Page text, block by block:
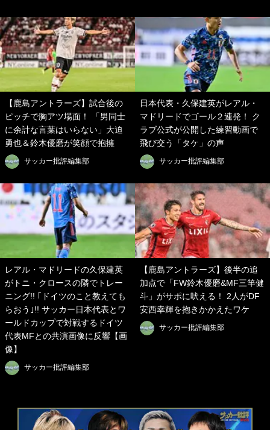
【鹿島アントラーズ】試合後の
ピッチで胸アツ場面！ 「男同士
に余計な言葉はいらない」大迫
勇也＆鈴木優磨が笑顔で抱擁
サッカー批評編集部
日本代表・久保建英がレアル・
マドリードでゴール２連発！ ク
ラブ公式が公開した練習動画で
飛び交う「タケ」の声
サッカー批評編集部
レアル・マドリードの久保建英
がトニ・クロースの隣でトレー
ニング!! ｢ドイツのこと教えても
らおう｣!! サッカー日本代表とワ
ールドカップで対戦するドイツ
代表MFとの共演画像に反響【画
像】
サッカー批評編集部
【鹿島アントラーズ】後半の追
加点で「FW鈴木優磨&MF三竿健
斗」がサポに吠える！ 2人がDF
安西幸輝を抱きかかえたワケ
サッカー批評編集部